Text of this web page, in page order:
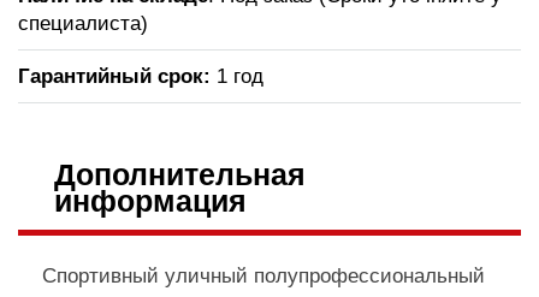
специалиста)
Гарантийный срок: 1 год
Дополнительная
информация
Спортивный уличный полупрофессиональный